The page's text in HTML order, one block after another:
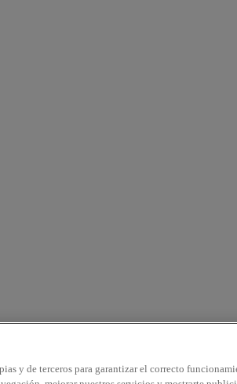
y de terceros para garantizar el correcto